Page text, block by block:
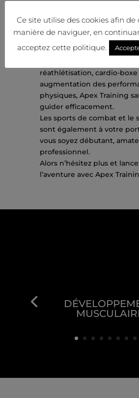
TECHNIQUE ET
Quel que soit votre souhait
poids, tonification, remise
réathlétisation, cardio-boxe
augmentation des
physiques, Apex Training
guider efficacement.
Les sports de combat et le
sont également à votre
vous soyez débutant,
professionnel.
Alors n’hésitez plus et
l’aventure avec Apex
Ce site utilise des cookies afin
manière de naviguer, en
acceptez cette politique.